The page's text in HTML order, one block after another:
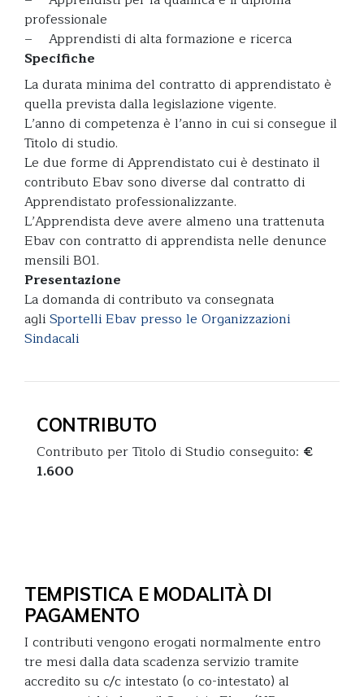
professionale
– Apprendisti di alta formazione e ricerca
Specifiche
La durata minima del contratto di apprendistato è
quella prevista dalla legislazione vigente.
L’anno di competenza è l’anno in cui si consegue il
Titolo di studio.
Le due forme di Apprendistato cui è destinato il
contributo Ebav sono diverse dal contratto di
Apprendistato professionalizzante.
L’Apprendista deve avere almeno una trattenuta
Ebav con contratto di apprendista nelle denunce
mensili B01.
Presentazione
La domanda di contributo va consegnata
agliSportelli Ebav presso le Organizzazioni
Sindacali
CONTRIBUTO
Contributo per Titolo di Studio conseguito: €
1.600
TEMPISTICA E MODALITÀ DI
PAGAMENTO
I contributi vengono erogati normalmente entro
tre mesi dalla data scadenza servizio tramite
accredito su c/c intestato (o co-intestato) al